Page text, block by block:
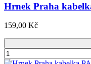
Hrnek Praha
159,00 Kč